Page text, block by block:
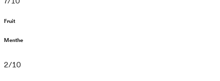
Fruit
Menthe
2/10